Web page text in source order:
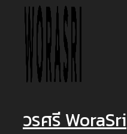
วรศรี WoraSri